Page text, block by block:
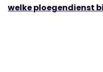
welke ploegendienst